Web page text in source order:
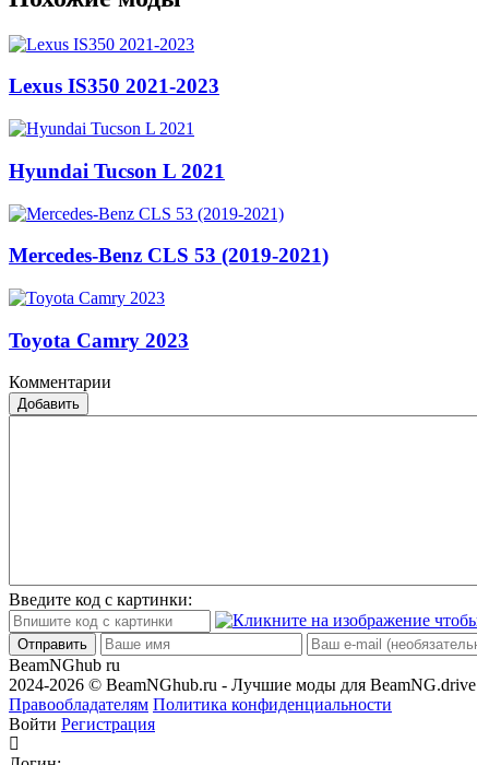
Lexus IS350 2021-2023
Hyundai Tucson L 2021
Mercedes-Benz CLS 53 (2019-2021)
Toyota Camry 2023
Комментарии
Добавить
Введите код с картинки:
Отправить
BeamNGhub ru
2024-2026 © BeamNGhub.ru - Лучшие моды для BeamNG.drive
Правообладателям Политика конфиденциальности
Войти Регистрация